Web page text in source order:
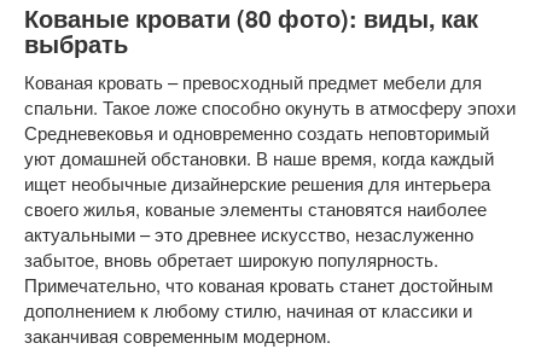
Кованые кровати (80 фото): виды, как
выбрать
Кованая кровать – превосходный предмет мебели для
спальни. Такое ложе способно окунуть в атмосферу эпохи
Средневековья и одновременно создать неповторимый
уют домашней обстановки. В наше время, когда каждый
ищет необычные дизайнерские решения для интерьера
своего жилья, кованые элементы становятся наиболее
актуальными – это древнее искусство, незаслуженно
забытое, вновь обретает широкую популярность.
Примечательно, что кованая кровать станет достойным
дополнением к любому стилю, начиная от классики и
заканчивая современным модерном.